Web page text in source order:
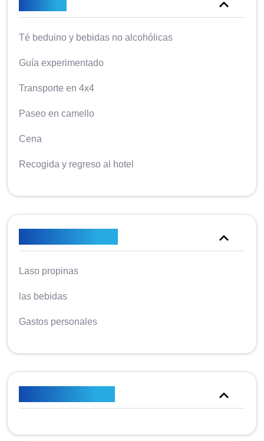
Té beduino y bebidas no alcohólicas
Guía experimentado
Transporte en 4x4
Paseo en camello
Cena
Recogida y regreso al hotel
Laso propinas
las bebidas
Gastos personales